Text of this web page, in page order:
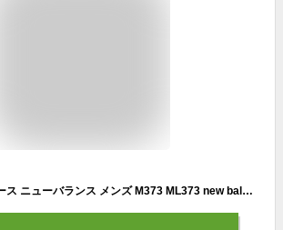
スニーカー レディース ニューバランス メンズ M373 ML373 new balance WIDTH:D レトロ スエード